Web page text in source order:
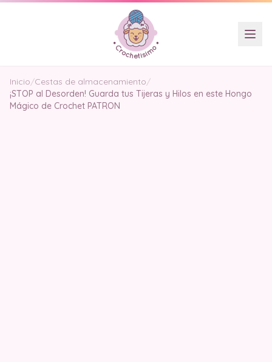
Inicio/Cestas de almacenamiento/
¡STOP al Desorden! Guarda tus Tijeras y Hilos en este Hongo
Mágico de Crochet PATRON